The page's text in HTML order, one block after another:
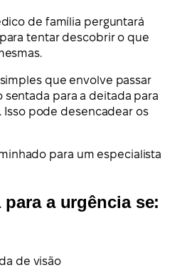
de família perguntará
tentar descobrir o que
que envolve passar
para a deitada para
pode desencadear os
para um especialista
a urgência se:
de visão